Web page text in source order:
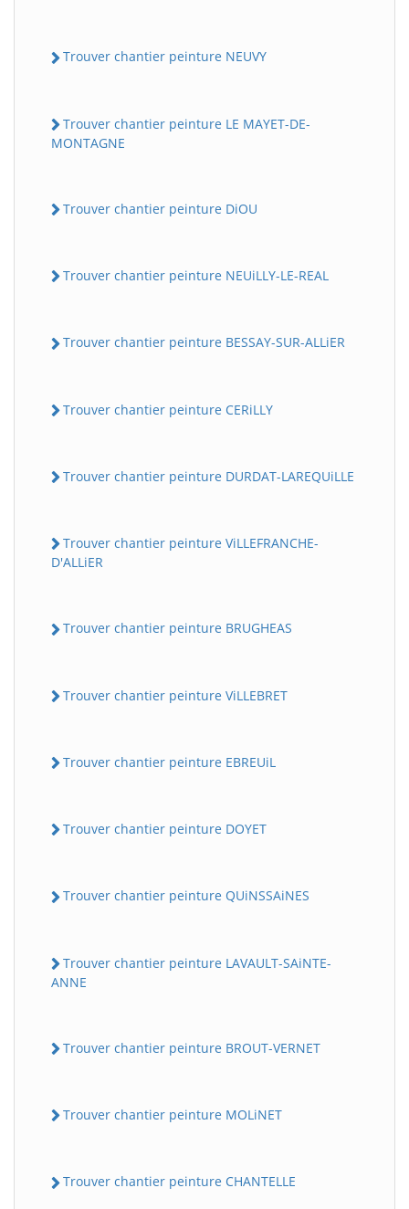
Trouver chantier peinture NEUVY
Trouver chantier peinture LE MAYET-DE-
MONTAGNE
Trouver chantier peinture DiOU
Trouver chantier peinture NEUiLLY-LE-REAL
Trouver chantier peinture BESSAY-SUR-ALLiER
Trouver chantier peinture CERiLLY
Trouver chantier peinture DURDAT-LAREQUiLLE
Trouver chantier peinture ViLLEFRANCHE-
D'ALLiER
Trouver chantier peinture BRUGHEAS
Trouver chantier peinture ViLLEBRET
Trouver chantier peinture EBREUiL
Trouver chantier peinture DOYET
Trouver chantier peinture QUiNSSAiNES
Trouver chantier peinture LAVAULT-SAiNTE-
ANNE
Trouver chantier peinture BROUT-VERNET
Trouver chantier peinture MOLiNET
Trouver chantier peinture CHANTELLE